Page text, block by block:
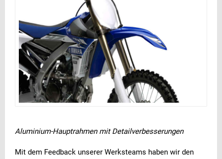
Aluminium-Hauptrahmen mit Detailverbesserungen
Mit dem Feedback unserer Werksteams haben wir den